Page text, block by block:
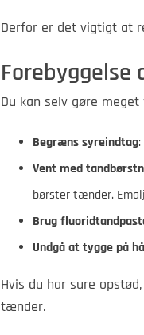
Derfor er det vigtigt at
Du kan selv gøre
Begræns syreindtag
Vent med
børster tænder.
Brug
Undgå at tygge på
Hvis du har sure
tænder.